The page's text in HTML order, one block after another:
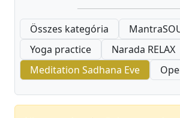
Összes kategória
Yoga practice
Narada RELAX
Meditation Sadhana Eve